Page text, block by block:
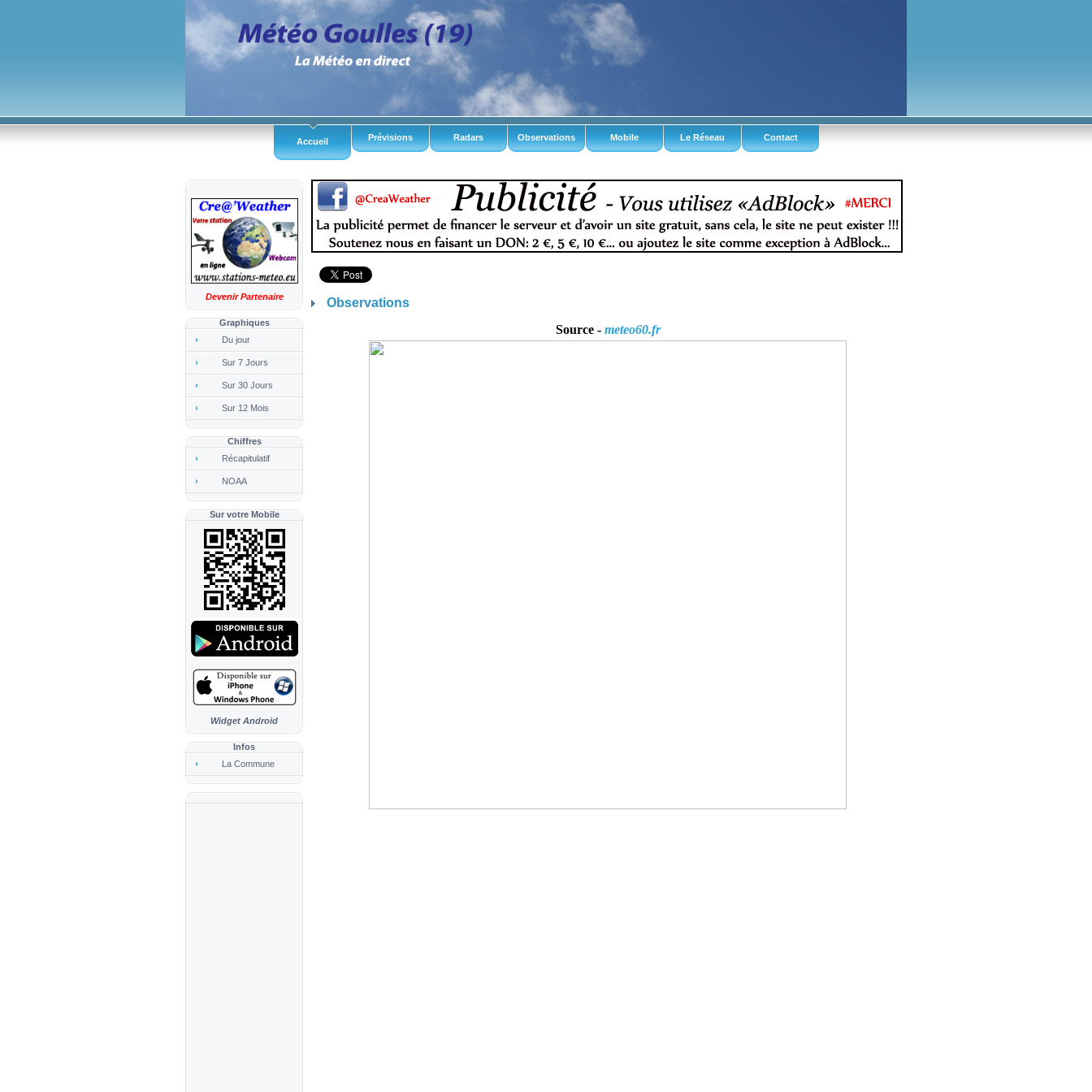
Accueil Prévisions Radars Observations Mobile Le Réseau Contact
Devenir Partenaire
Graphiques
Du jour
Sur 7 Jours
Sur 30 Jours
Sur 12 Mois
Chiffres
Récapitulatif
NOAA
Sur votre Mobile
Widget Android
Infos
La Commune
Observations
Source - meteo60.fr